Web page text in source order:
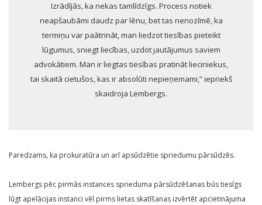
Izrādījās, ka nekas tamlīdzīgs. Process notiek
neapšaubāmi daudz par lēnu, bet tas nenozīmē, ka
termiņu var paātrināt, man liedzot tiesības pieteikt
lūgumus, sniegt liecības, uzdot jautājumus saviem
advokātiem. Man ir liegtas tiesības pratināt lieciniekus,
tai skaitā cietušos, kas ir absolūti nepieņemami,” iepriekš
skaidroja Lembergs.
Paredzams, ka prokuratūra un arī apsūdzētie spriedumu pārsūdzēs.
Lembergs pēc pirmās instances sprieduma pārsūdzēšanas būs tiesīgs
lūgt apelācijas instanci vēl pirms lietas skatīšanas izvērtēt apcietinājuma